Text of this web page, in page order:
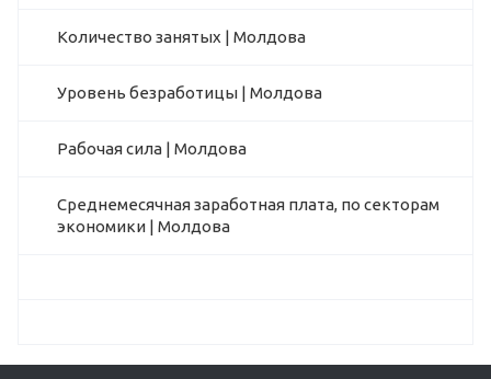
Количество занятых | Молдова
Уровень безработицы | Молдова
Рабочая сила | Молдова
Среднемесячная заработная плата, по секторам
экономики | Молдова